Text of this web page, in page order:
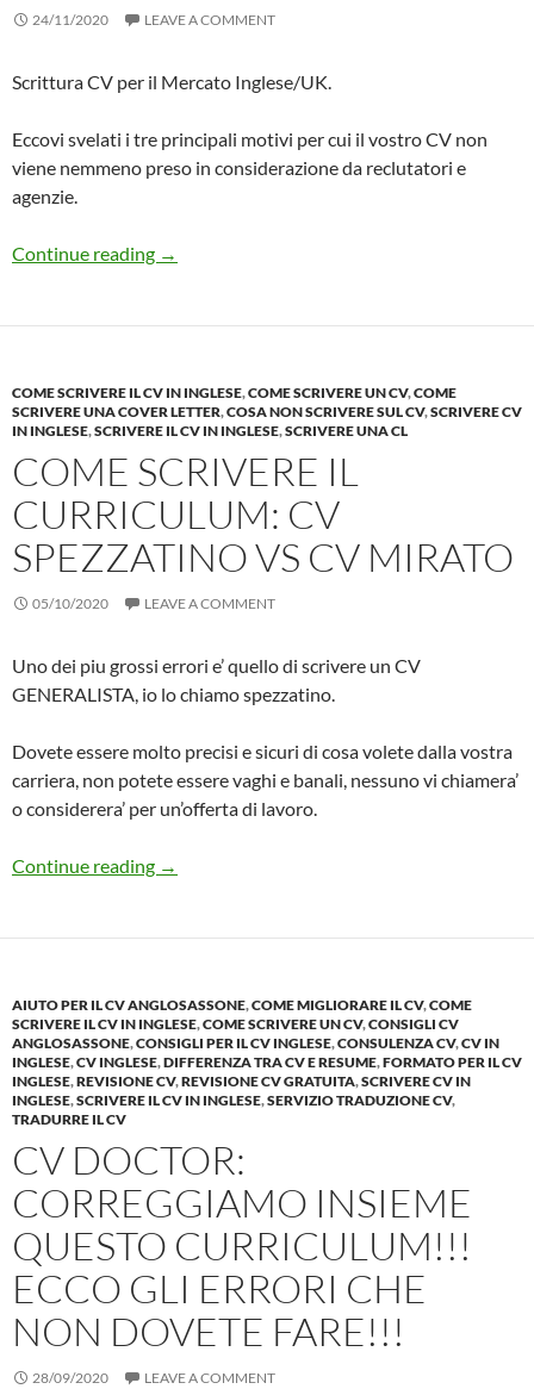
24/11/2020 LEAVE A COMMENT
Scrittura CV per il Mercato Inglese/UK.
Eccovi svelati i tre principali motivi per cui il vostro CV non
viene nemmeno preso in considerazione da reclutatori e
agenzie.
Continue reading Il tuo CV non Funziona?? ecco i TRE motivi
→
COME SCRIVERE IL CV IN INGLESE,COME SCRIVERE UN CV,COME
SCRIVERE UNA COVER LETTER,COSA NON SCRIVERE SUL CV,SCRIVERE CV
IN INGLESE,SCRIVERE IL CV IN INGLESE,SCRIVERE UNA CL
COME SCRIVERE IL
CURRICULUM: CV
SPEZZATINO VS CV MIRATO
05/10/2020 LEAVE A COMMENT
Uno dei piu grossi errori e’ quello di scrivere un CV
GENERALISTA, io lo chiamo spezzatino.
Dovete essere molto precisi e sicuri di cosa volete dalla vostra
carriera, non potete essere vaghi e banali, nessuno vi chiamera’
o considerera’ per un’offerta di lavoro.
Continue reading Come Scrivere il Curriculum: CV Spezzatino
→
AIUTO PER IL CV ANGLOSASSONE,COME MIGLIORARE IL CV,COME
SCRIVERE IL CV IN INGLESE,COME SCRIVERE UN CV,CONSIGLI CV
ANGLOSASSONE,CONSIGLI PER IL CV INGLESE,CONSULENZA CV,CV IN
INGLESE,CV INGLESE,DIFFERENZA TRA CV E RESUME,FORMATO PER IL CV
INGLESE,REVISIONE CV,REVISIONE CV GRATUITA,SCRIVERE CV IN
INGLESE,SCRIVERE IL CV IN INGLESE,SERVIZIO TRADUZIONE CV,
TRADURRE IL CV
CV DOCTOR:
CORREGGIAMO INSIEME
QUESTO CURRICULUM!!!
ECCO GLI ERRORI CHE
NON DOVETE FARE!!!
28/09/2020 LEAVE A COMMENT